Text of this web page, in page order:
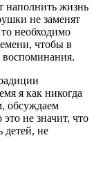
наполнить жизнь
не заменят
необходимо
чтобы в
воспоминания.
я как никогда
обсуждаем
не значит, что
детей, не